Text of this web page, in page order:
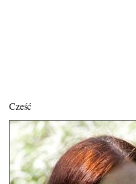
Cześć